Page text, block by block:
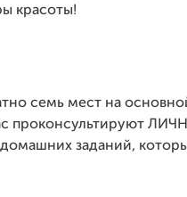
красоты!
семь мест на
проконсультируют
заданий,